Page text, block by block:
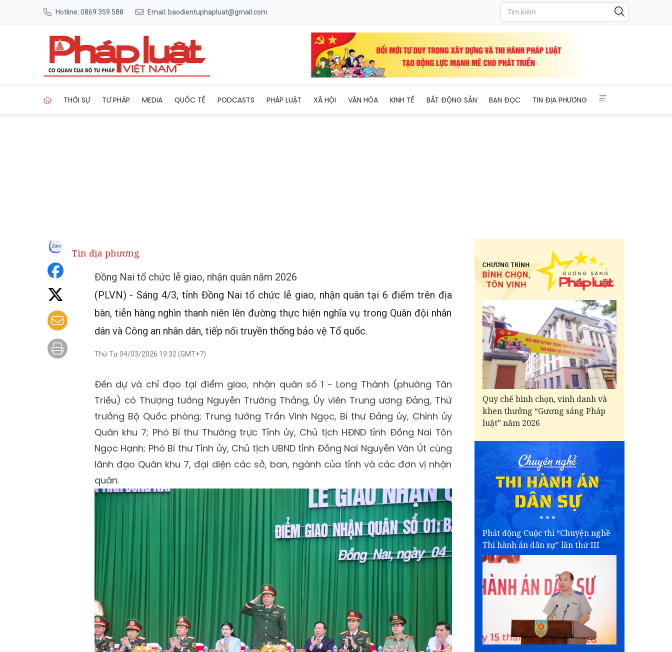
Hotline: 0869 359 588 Email: baodientuphapluat@gmail.com
THỜI SỰ TƯ PHÁP MEDIA QUỐC TẾ PODCASTS PHÁP LUẬT XÃ HỘI VĂN HÓA KINH TẾ BẤT ĐỘNG SẢN BẠN ĐỌC TIN ĐỊA PHƯƠNG
Tin địa phương
Đồng Nai tổ chức lễ giao, nhận quân năm 2026
(PLVN) - Sáng 4/3, tỉnh Đồng Nai tổ chức lễ giao, nhận quân tại 6 điểm trên địa
bàn, tiễn hàng nghìn thanh niên lên đường thực hiện nghĩa vụ trong Quân đội nhân
dân và Công an nhân dân, tiếp nối truyền thống bảo vệ Tổ quốc.
Thứ Tư 04/03/2026 19:32 (GMT+7)
Đến dự và chỉ đạo tại điểm giao, nhận quân số 1 - Long Thành (phường Tân
Triều) có Thượng tướng Nguyễn Trường Thắng, Ủy viên Trung ương Đảng, Thứ
trưởng Bộ Quốc phòng; Trung tướng Trần Vinh Ngọc, Bí thư Đảng ủy, Chính ủy
Quân khu 7; Phó Bí thư Thường trực Tỉnh ủy, Chủ tịch HĐND tỉnh Đồng Nai Tôn
Ngọc Hạnh; Phó Bí thư Tỉnh ủy, Chủ tịch UBND tỉnh Đồng Nai Nguyễn Văn Út cùng
lãnh đạo Quân khu 7, đại diện các sở, ban, ngành của tỉnh và các đơn vị nhận
quân.
Quy chế bình chọn, vinh danh và
khen thưởng “Gương sáng Pháp
luật” năm 2026
Phát động Cuộc thi “Chuyện nghề
Thi hành án dân sự” lần thứ III